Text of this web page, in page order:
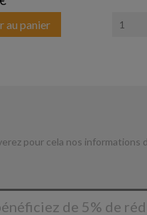
au panier
pour cela nos informations